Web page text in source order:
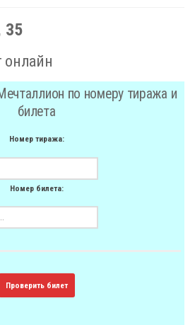
35
онлайн
по номеру тиража и
билета
Номер тиража:
Номер билета:
Проверить билет